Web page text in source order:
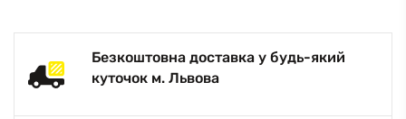
Безкоштовна доставка у будь-який
куточок м. Львова